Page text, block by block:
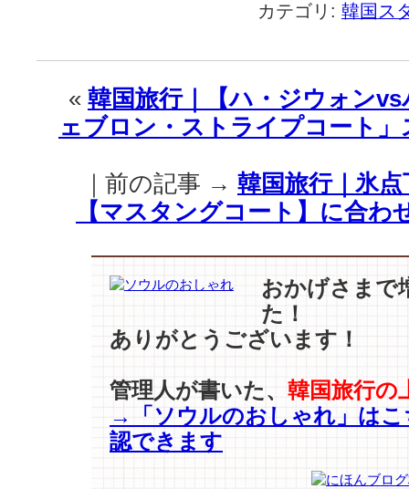
カテゴリ: 韓国ス
« 韓国旅行｜【ハ・ジウォン
ェブロン・ストライプコート
｜前の記事 → 韓国旅行｜氷
【マスタングコート】に合わ
おかげさまで
た！
ありがとうございます！
管理人が書いた、 韓国旅行の
→「ソウルのおしゃれ」はこ
認できます